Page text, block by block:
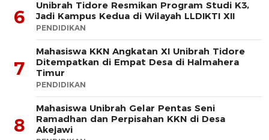
6
Unibrah Tidore Resmikan Program Studi K3,
Jadi Kampus Kedua di Wilayah LLDIKTI XII
PENDIDIKAN
7
Mahasiswa KKN Angkatan XI Unibrah Tidore
Ditempatkan di Empat Desa di Halmahera
Timur
PENDIDIKAN
8
Mahasiswa Unibrah Gelar Pentas Seni
Ramadhan dan Perpisahan KKN di Desa
Akejawi